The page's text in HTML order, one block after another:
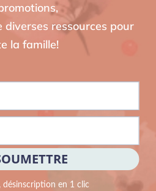
diverses ressources pour
la famille!